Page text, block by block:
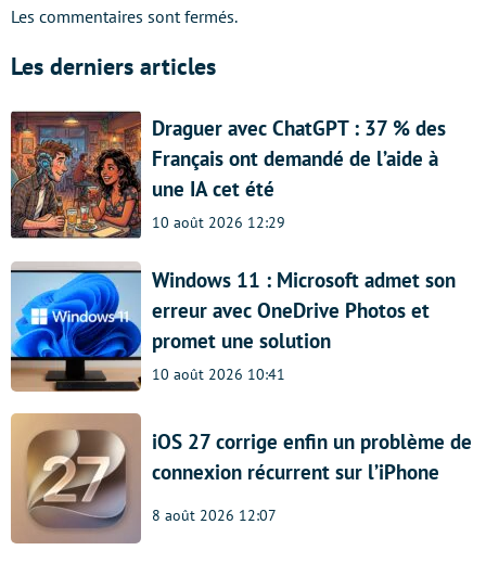
Les commentaires sont fermés.
Les derniers articles
Draguer avec ChatGPT : 37 % des
Français ont demandé de l’aide à
une IA cet été
10 août 2026 12:29
Windows 11 : Microsoft admet son
erreur avec OneDrive Photos et
promet une solution
10 août 2026 10:41
iOS 27 corrige enfin un problème de
connexion récurrent sur l’iPhone
8 août 2026 12:07